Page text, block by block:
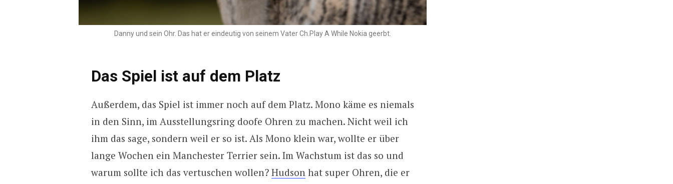
Danny und sein Ohr. Das hat er eindeutig von seinem Vater Ch.Play A While Nokia geerbt.
Das Spiel ist auf dem Platz
Außerdem, das Spiel ist immer noch auf dem Platz. Mono käme es niemals
in den Sinn, im Ausstellungsring doofe Ohren zu machen. Nicht weil ich
ihm das sage, sondern weil er so ist. Als Mono klein war, wollte er über
lange Wochen ein Manchester Terrier sein. Im Wachstum ist das so und
warum sollte ich das vertuschen wollen? Hudsonhat super Ohren, die er